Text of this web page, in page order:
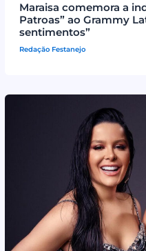
Maraisa comemora a
Patroas” ao Grammy
sentimentos”
Redação Festanejo